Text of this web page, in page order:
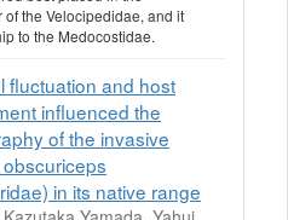
the Velocipedidae, and it
to the Medocostidae.
fluctuation and host
influenced the
of the invasive
in its native range